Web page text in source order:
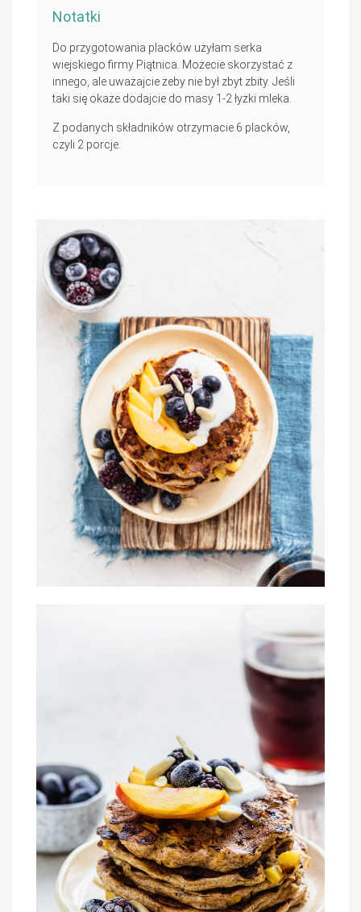
Notatki
Do przygotowania placków użyłam serka
wiejskiego firmy Piątnica. Możecie skorzystać z
innego, ale uważajcie żeby nie był zbyt zbity. Jeśli
taki się okaże dodajcie do masy 1-2 łyżki mleka.
Z podanych składników otrzymacie 6 placków,
czyli 2 porcje.